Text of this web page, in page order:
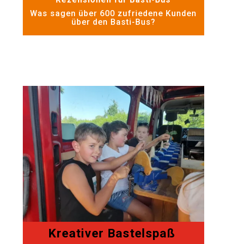
Was sagen über 600 zufriedene Kunden
über den Basti-Bus?
Kreativer Bastelspaß